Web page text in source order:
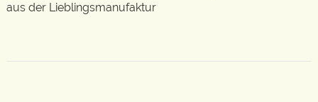
aus der Lieblingsmanufaktur